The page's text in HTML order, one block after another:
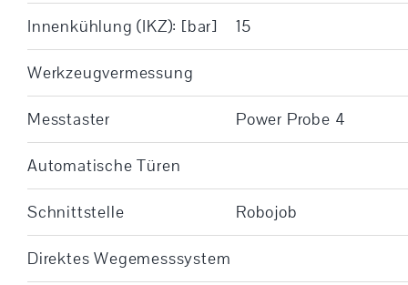
Innenkühlung (IKZ): [bar] 15
Werkzeugvermessung
Messtaster Power Probe 4
Automatische Türen
Schnittstelle Robojob
Direktes Wegemesssystem